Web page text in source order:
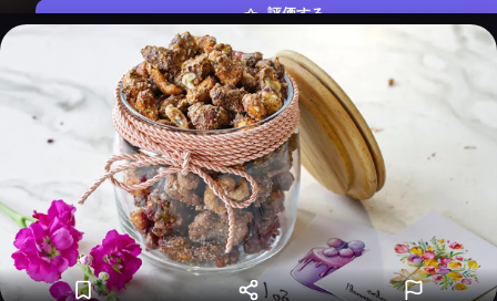
評価する